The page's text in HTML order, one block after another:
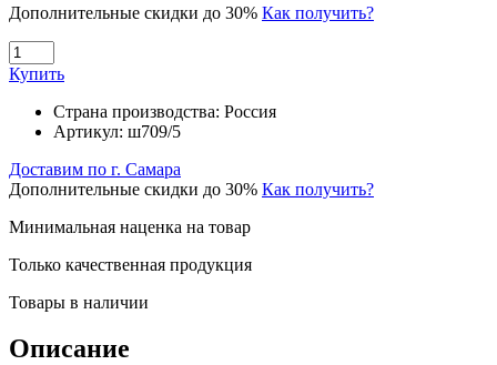
Дополнительные скидки до 30% Как получить?
Купить
Страна производства: Россия
Артикул: ш709/5
Доставим по г. Самара
Дополнительные скидки до 30% Как получить?
Минимальная наценка на товар
Только качественная продукция
Товары в наличии
Описание